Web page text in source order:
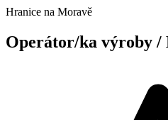
Hranice na Moravě
Operátor/ka výroby